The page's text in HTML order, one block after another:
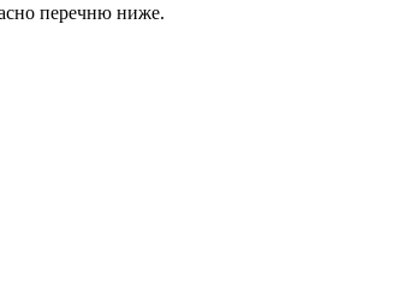
перечню ниже.